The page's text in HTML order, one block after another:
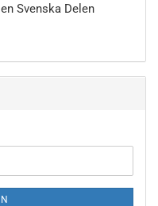
Svenska Delen